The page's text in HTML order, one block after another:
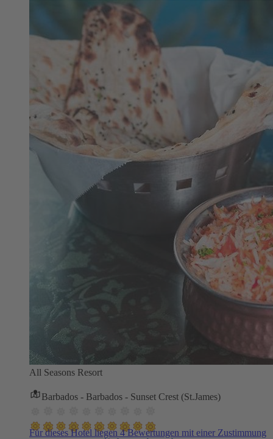
All Seasons Resort
Barbados - Barbados - Sunset Crest (St.James)
Für dieses Hotel liegen 4 Bewertungen mit einer Zustimmung